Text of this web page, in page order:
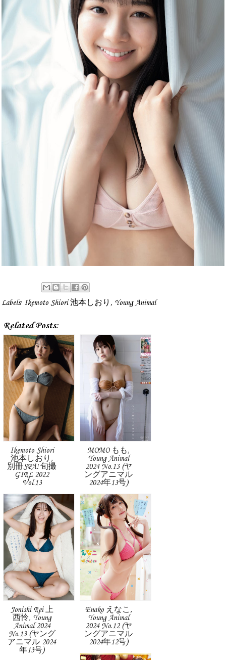
Labels: Ikemoto Shiori 池本しおり , Young Animal
Related Posts:
Ikemoto Shiori
池本しおり,
別冊SPA! 旬撮
GIRL 2022
Vol.13
MOMO もも,
Young Animal
2024 No.13 (ヤ
ングアニマル
2024年13号)
Jonishi Rei 上
西怜, Young
Animal 2024
No.13 (ヤング
アニマル 2024
年13号)
Enako えなこ,
Young Animal
2024 No.12 (ヤ
ングアニマル
2024年12号)